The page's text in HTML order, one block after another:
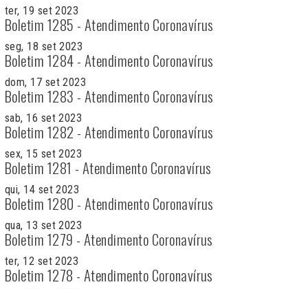
ter, 19 set 2023
Boletim 1285 - Atendimento Coronavírus
seg, 18 set 2023
Boletim 1284 - Atendimento Coronavírus
dom, 17 set 2023
Boletim 1283 - Atendimento Coronavírus
sab, 16 set 2023
Boletim 1282 - Atendimento Coronavírus
sex, 15 set 2023
Boletim 1281 - Atendimento Coronavírus
qui, 14 set 2023
Boletim 1280 - Atendimento Coronavírus
qua, 13 set 2023
Boletim 1279 - Atendimento Coronavírus
ter, 12 set 2023
Boletim 1278 - Atendimento Coronavírus